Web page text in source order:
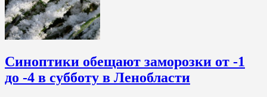
Синоптики обещают заморозки от -1
до -4 в субботу в Ленобласти